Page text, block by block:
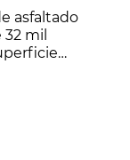
asfaltado
mil